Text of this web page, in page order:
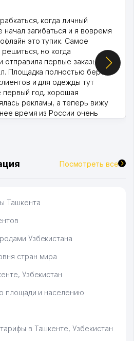
когда личный
начал загибаться и я вовремя
это тупик. Самое
но когда
отправила первые заказы,
Площадка полностью берет
и для одежды тут
первый год, хорошая
рекламы, а теперь вижу
время из России очень
Посмотреть все
Ташкента
Узбекистана
стран мира
Узбекистан
площади и населению
в Ташкенте, Узбекистан